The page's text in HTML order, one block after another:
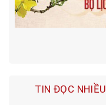
TIN ĐỌC NHIỀU